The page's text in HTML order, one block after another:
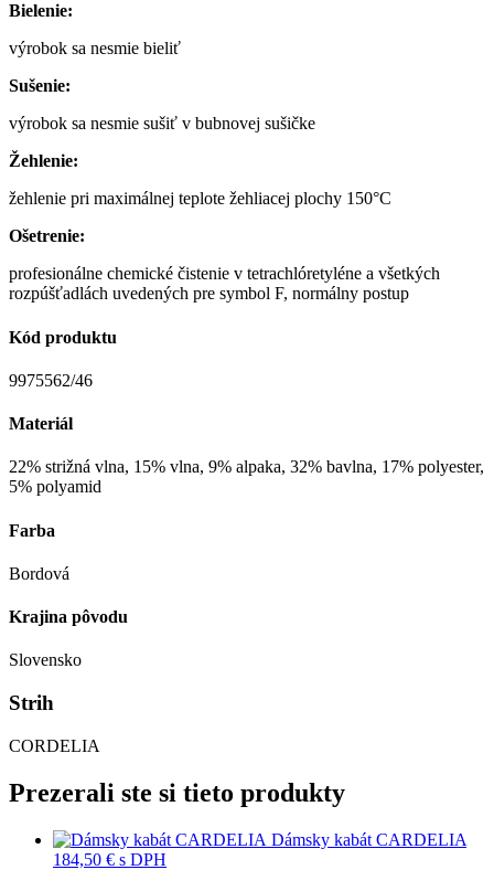
Bielenie:
výrobok sa nesmie bieliť
Sušenie:
výrobok sa nesmie sušiť v bubnovej sušičke
Žehlenie:
žehlenie pri maximálnej teplote žehliacej plochy 150°C
Ošetrenie:
profesionálne chemické čistenie v tetrachlóretyléne a všetkých
rozpúšťadlách uvedených pre symbol F, normálny postup
Kód produktu
9975562/46
Materiál
22% strižná vlna, 15% vlna, 9% alpaka, 32% bavlna, 17% polyester,
5% polyamid
Farba
Bordová
Krajina pôvodu
Slovensko
Strih
CORDELIA
Prezerali ste si tieto produkty
Dámsky kabát CARDELIA
184,50 € s DPH